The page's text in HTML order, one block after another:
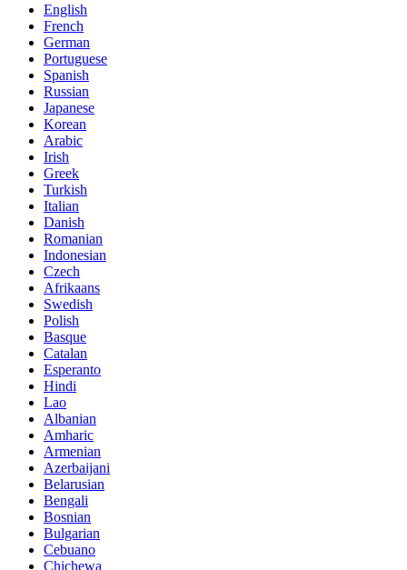
English
French
German
Portuguese
Spanish
Russian
Japanese
Korean
Arabic
Irish
Greek
Turkish
Italian
Danish
Romanian
Indonesian
Czech
Afrikaans
Swedish
Polish
Basque
Catalan
Esperanto
Hindi
Lao
Albanian
Amharic
Armenian
Azerbaijani
Belarusian
Bengali
Bosnian
Bulgarian
Cebuano
Chichewa